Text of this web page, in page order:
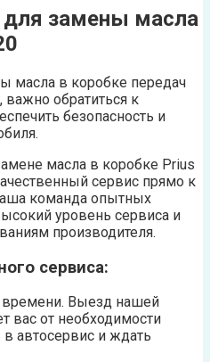
для замены масла
масла в коробке передач
важно обратиться к
безопасность и
масла в коробке Prius
сервис прямо к
команда опытных
уровень сервиса и
производителя.
сервиса:
времени. Выезд нашей
вас от необходимости
в автосервис и ждать